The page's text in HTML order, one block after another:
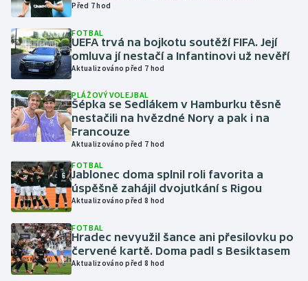
Jezdectví
Judo
Krasobruslení
Lezení
Lyže a snowboard
Moderní pětiboj
Motorsport
Olympijské hry
Před 7 hod
FOTBAL
UEFA trvá na bojkotu soutěží FIFA. Její
omluva jí nestačí a Infantinovi už nevěří
Aktualizováno před 7 hod
PLÁŽOVÝ VOLEJBAL
Šépka se Sedlákem v Hamburku těsně
nestačili na hvězdné Nory a pak i na
Francouze
Aktualizováno před 7 hod
FOTBAL
Jablonec doma splnil roli favorita a
úspěšně zahájil dvojutkání s Rigou
Aktualizováno před 8 hod
FOTBAL
Hradec nevyužil šance ani přesilovku po
červené kartě. Doma padl s Besiktasem
Aktualizováno před 8 hod